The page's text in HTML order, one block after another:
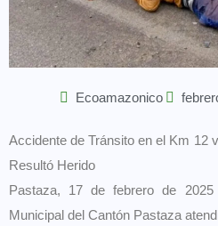
Ecoamazonico
Accidente de Tránsito en el Km 12
Resultó Herido
Pastaza, 17 de febrero de
Municipal del Cantón Pastaza